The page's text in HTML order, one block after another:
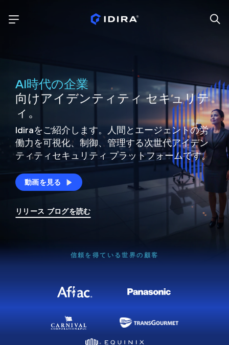
AI時代の企業
向けアイデンティティ セキュリテ
ィ。
Idiraをご紹介します。人間とエージェントの労
働力を可視化、制御、 管理する次世代アイデン
ティティセキュリティ プラットフォームです。
動画を見る
リリース ブログを読む
信頼を得ている世界の顧客